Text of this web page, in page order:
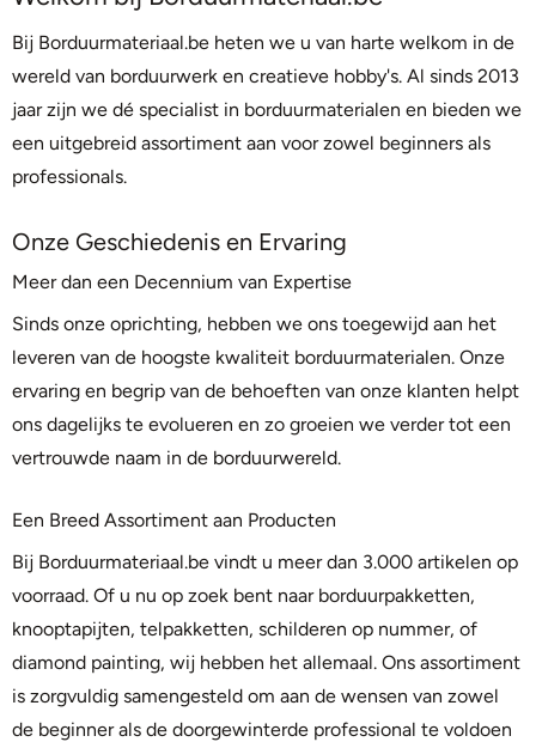
Bij Borduurmateriaal.be heten we u van harte welkom in de
wereld van borduurwerk en creatieve hobby's. Al sinds 2013
jaar zijn we dé specialist in borduurmaterialen en bieden we
een uitgebreid assortiment aan voor zowel beginners als
professionals.
Onze Geschiedenis en Ervaring
Meer dan een Decennium van Expertise
Sinds onze oprichting, hebben we ons toegewijd aan het
leveren van de hoogste kwaliteit borduurmaterialen. Onze
ervaring en begrip van de behoeften van onze klanten helpt
ons dagelijks te evolueren en zo groeien we verder tot een
vertrouwde naam in de borduurwereld.
Een Breed Assortiment aan Producten
Bij Borduurmateriaal.be vindt u meer dan 3.000 artikelen op
voorraad. Of u nu op zoek bent naar borduurpakketten,
knooptapijten, telpakketten, schilderen op nummer, of
diamond painting, wij hebben het allemaal. Ons assortiment
is zorgvuldig samengesteld om aan de wensen van zowel
de beginner als de doorgewinterde professional te voldoen